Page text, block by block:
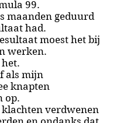
99.
maanden geduurd
had.
moest het bij
werken.
het.
als mijn
knapten
op.
klachten verdwenen